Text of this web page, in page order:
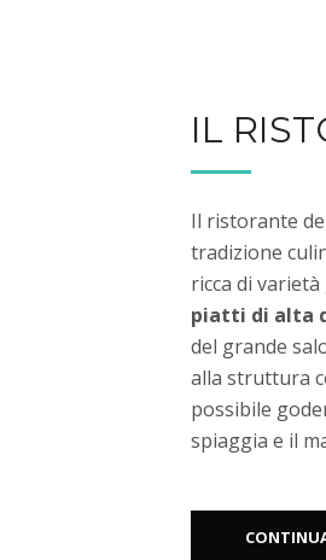
IL
Il ristorante
tradizione
ricca di
piatti di alta
del grande
alla struttura
possibile
spiaggia e il